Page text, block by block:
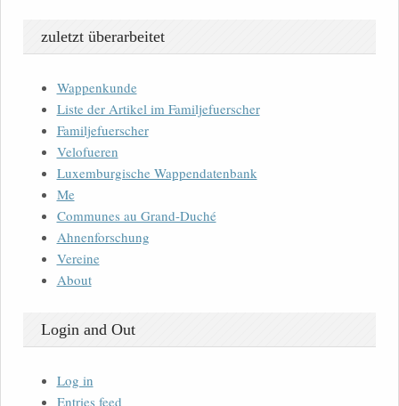
zuletzt überarbeitet
Wappenkunde
Liste der Artikel im Familjefuerscher
Familjefuerscher
Velofueren
Luxemburgische Wappendatenbank
Me
Communes au Grand-Duché
Ahnenforschung
Vereine
About
Login and Out
Log in
Entries feed